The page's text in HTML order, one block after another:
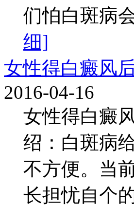
们怕白斑病
细]
女性得白癜风
2016-04-16
女性得白癜
绍：白斑病
不方便。当
长担忧自个